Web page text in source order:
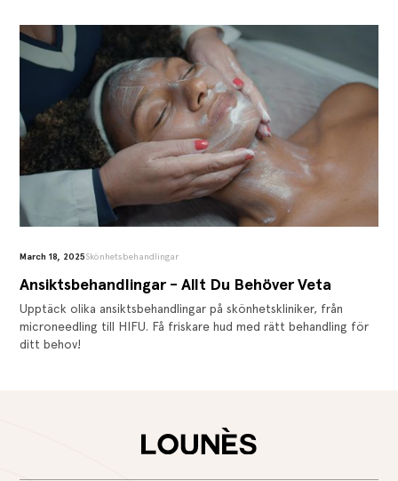
March 18, 2025Skönhetsbehandlingar
Ansiktsbehandlingar - Allt Du Behöver Veta
Upptäck olika ansiktsbehandlingar på skönhetskliniker, från
microneedling till HIFU. Få friskare hud med rätt behandling för
ditt behov!